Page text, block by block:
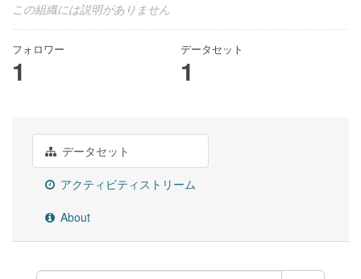
この組織には説明がありません
フォロワー
1
データセット
1
データセット
アクティビティストリーム
About